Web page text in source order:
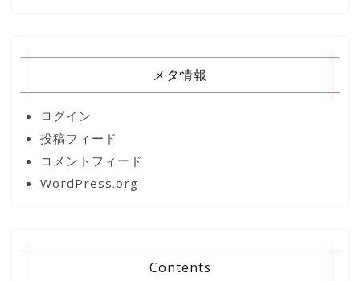
メタ情報
ログイン
投稿フィード
コメントフィード
WordPress.org
Contents